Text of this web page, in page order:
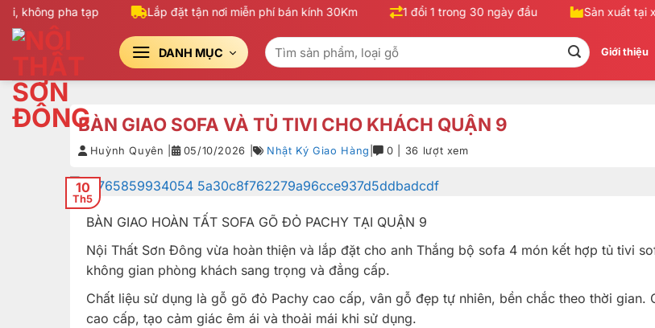
Bỏ
qua
không pha tạp Lắp đặt tận nơi miễn phí bán kính 30Km 1 đổi 1 trong 30 ngày đầu Sản xuất tại
DANH MỤC
Tìm
kiếm:
Giới thiệu
BÀN GIAO SOFA VÀ TỦ TIVI CHO KHÁCH QUẬN 9
Huỳnh Quyên | 05/10/2026 | Nhật Ký Giao Hàng | 0 | 36 lượt xem
10
Th5
BÀN GIAO HOÀN TẤT SOFA GÕ ĐỎ PACHY TẠI QUẬN 9
Nội Thất Sơn Đông vừa hoàn thiện và lắp đặt cho anh Thắng bộ sofa 4 món kết hợp tủ tivi
không gian phòng khách sang trọng và đẳng cấp.
Chất liệu sử dụng là gỗ gõ đỏ Pachy cao cấp, vân gỗ đẹp tự nhiên, bền chắc theo thời gian.
cao cấp, tạo cảm giác êm ái và thoải mái khi sử dụng.